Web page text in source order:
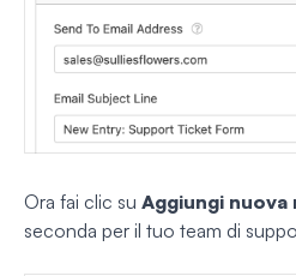
Ora fai clic su Aggiungi
seconda per il tuo team di